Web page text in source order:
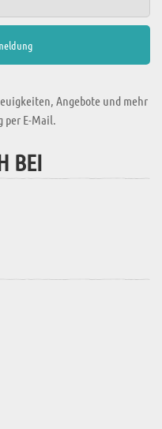
Angebote und mehr
per E-Mail.
BEI